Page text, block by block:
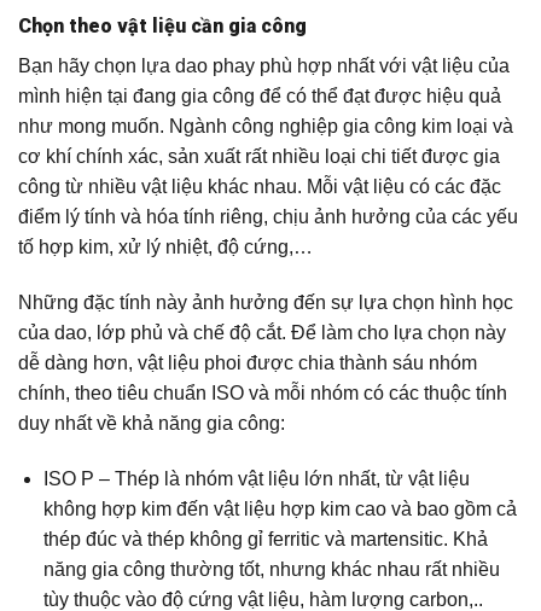
Chọn theo vật liệu cần gia công
Bạn hãy chọn lựa dao phay phù hợp nhất với vật liệu của
mình hiện tại đang gia công để có thể đạt được hiệu quả
như mong muốn. Ngành công nghiệp gia công kim loại và
cơ khí chính xác, sản xuất rất nhiều loại chi tiết được gia
công từ nhiều vật liệu khác nhau. Mỗi vật liệu có các đặc
điểm lý tính và hóa tính riêng, chịu ảnh hưởng của các yếu
tố hợp kim, xử lý nhiệt, độ cứng,…
Những đặc tính này ảnh hưởng đến sự lựa chọn hình học
của dao, lớp phủ và chế độ cắt. Để làm cho lựa chọn này
dễ dàng hơn, vật liệu phoi được chia thành sáu nhóm
chính, theo tiêu chuẩn ISO và mỗi nhóm có các thuộc tính
duy nhất về khả năng gia công:
ISO P – Thép là nhóm vật liệu lớn nhất, từ vật liệu
không hợp kim đến vật liệu hợp kim cao và bao gồm cả
thép đúc và thép không gỉ ferritic và martensitic. Khả
năng gia công thường tốt, nhưng khác nhau rất nhiều
tùy thuộc vào độ cứng vật liệu, hàm lượng carbon,..